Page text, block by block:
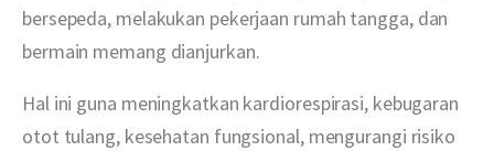
bersepeda, melakukan pekerjaan rumah tangga, dan
bermain memang dianjurkan.
Hal ini guna meningkatkan kardiorespirasi, kebugaran
otot tulang, kesehatan fungsional, mengurangi risiko